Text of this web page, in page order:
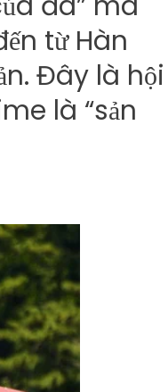
từ Hàn
Đây là hội
là “sản